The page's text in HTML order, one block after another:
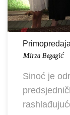
Mirza Begagić
Sinoć je